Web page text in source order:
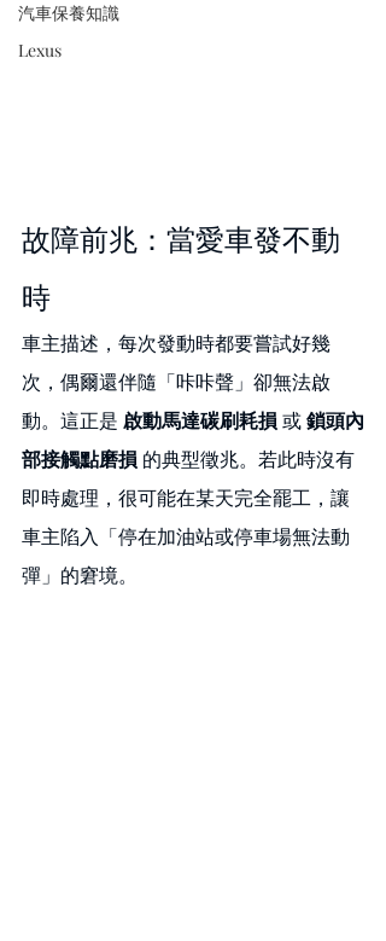
汽車保養知識
Lexus
故障前兆：當愛車發不動
時
車主描述，每次發動時都要嘗試好幾
次，偶爾還伴隨「咔咔聲」卻無法啟
動。這正是 啟動馬達碳刷耗損 或 鎖頭內
部接觸點磨損 的典型徵兆。若此時沒有
即時處理，很可能在某天完全罷工，讓
車主陷入「停在加油站或停車場無法動
彈」的窘境。